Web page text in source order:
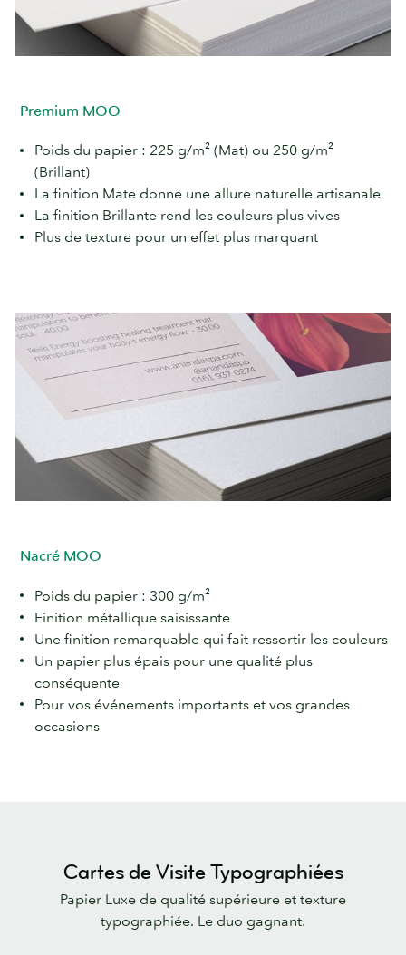
Premium MOO
Poids du papier : 225 g/m² (Mat) ou 250 g/m²
(Brillant)
La finition Mate donne une allure naturelle artisanale
La finition Brillante rend les couleurs plus vives
Plus de texture pour un effet plus marquant
Nacré MOO
Poids du papier : 300 g/m²
Finition métallique saisissante
Une finition remarquable qui fait ressortir les couleurs
Un papier plus épais pour une qualité plus
conséquente
Pour vos événements importants et vos grandes
occasions
Cartes de Visite Typographiées
Papier Luxe de qualité supérieure et texture
typographiée. Le duo gagnant.